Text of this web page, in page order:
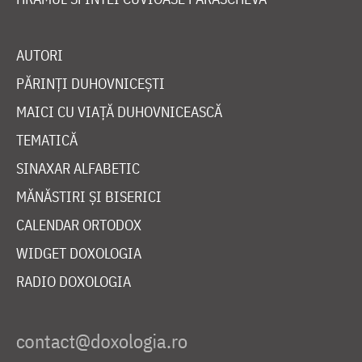
AUTORI
PĂRINȚI DUHOVNICEȘTI
MAICI CU VIAȚĂ DUHOVNICEASCĂ
TEMATICĂ
SINAXAR ALFABETIC
MĂNĂSTIRI ȘI BISERICI
CALENDAR ORTODOX
WIDGET DOXOLOGIA
RADIO DOXOLOGIA